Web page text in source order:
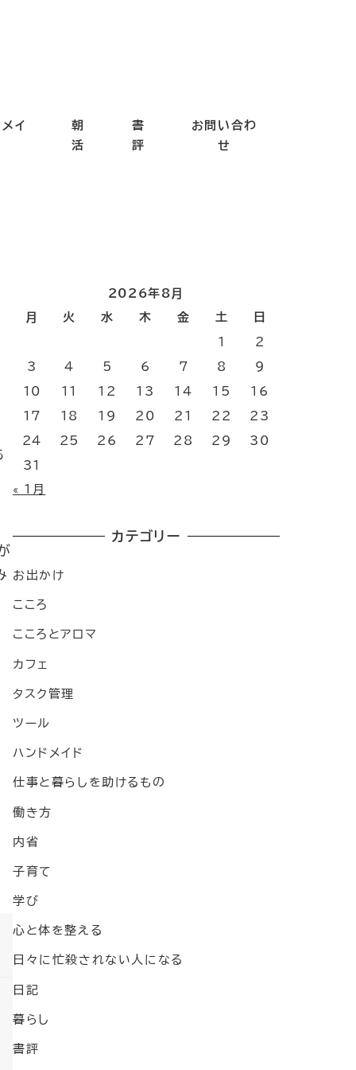
イ
朝
活
書
評
お問い合わ
せ
2026年8月
月
火 水 木 金 土 日
1 2
3 4 5 6 7 8 9
10 11 12 13 14 15 16
17 18 19 20 21 22 23
24 25 26 27 28 29 30
31
« 1月
カテゴリー
お出かけ
こころ
こころとアロマ
カフェ
タスク管理
ツール
ハンドメイド
仕事と暮らしを助けるもの
働き方
内省
子育て
学び
心と体を整える
日々に忙殺されない人になる
日記
暮らし
書評